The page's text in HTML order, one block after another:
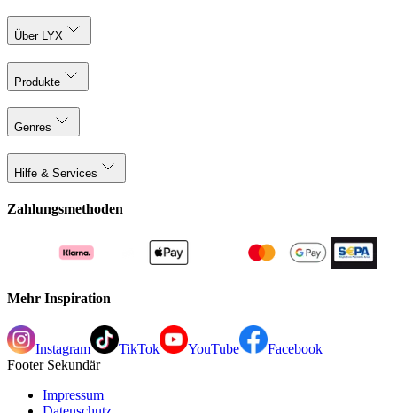
Über LYX
Produkte
Genres
Hilfe & Services
Zahlungsmethoden
Mehr Inspiration
Instagram TikTok YouTube
Facebook
Footer Sekundär
Impressum